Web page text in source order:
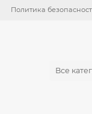
Политика
Все